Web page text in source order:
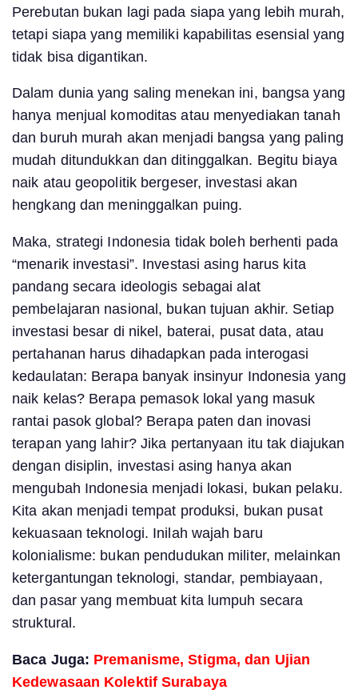
Perebutan bukan lagi pada siapa yang lebih murah,
tetapi siapa yang memiliki kapabilitas esensial yang
tidak bisa digantikan.
Dalam dunia yang saling menekan ini, bangsa yang
hanya menjual komoditas atau menyediakan tanah
dan buruh murah akan menjadi bangsa yang paling
mudah ditundukkan dan ditinggalkan. Begitu biaya
naik atau geopolitik bergeser, investasi akan
hengkang dan meninggalkan puing.
Maka, strategi Indonesia tidak boleh berhenti pada
“menarik investasi”. Investasi asing harus kita
pandang secara ideologis sebagai alat
pembelajaran nasional, bukan tujuan akhir. Setiap
investasi besar di nikel, baterai, pusat data, atau
pertahanan harus dihadapkan pada interogasi
kedaulatan: Berapa banyak insinyur Indonesia yang
naik kelas? Berapa pemasok lokal yang masuk
rantai pasok global? Berapa paten dan inovasi
terapan yang lahir? Jika pertanyaan itu tak diajukan
dengan disiplin, investasi asing hanya akan
mengubah Indonesia menjadi lokasi, bukan pelaku.
Kita akan menjadi tempat produksi, bukan pusat
kekuasaan teknologi. Inilah wajah baru
kolonialisme: bukan pendudukan militer, melainkan
ketergantungan teknologi, standar, pembiayaan,
dan pasar yang membuat kita lumpuh secara
struktural.
Baca Juga: Premanisme, Stigma, dan Ujian
Kedewasaan Kolektif Surabaya